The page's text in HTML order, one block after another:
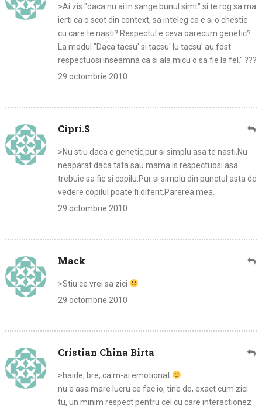
>Ai zis "daca nu ai in sange bunul simt" si te rog sa ma
ierti ca o scot din context, sa inteleg ca e si o chestie
cu care te nasti? Respectul e ceva oarecum genetic?
La modul "Daca tacsu' si tacsu' lu tacsu' au fost
respectuosi inseamna ca si ala micu o sa fie la fel." ???
29 octombrie 2010
Cipri.S
>Nu stiu daca e genetic,pur si simplu asa te nasti.Nu
neaparat daca tata sau mama is respectuosi asa
trebuie sa fie si copilu.Pur si simplu din punctul asta de
vedere copilul poate fi diferit.Parerea mea.
29 octombrie 2010
Mack
>Stiu ce vrei sa zici
29 octombrie 2010
Cristian China Birta
>haide, bre, ca m-ai emotionat
nu e asa mare lucru ce fac io, tine de, exact cum zici
tu, un minim respect pentru cel cu care interactionez